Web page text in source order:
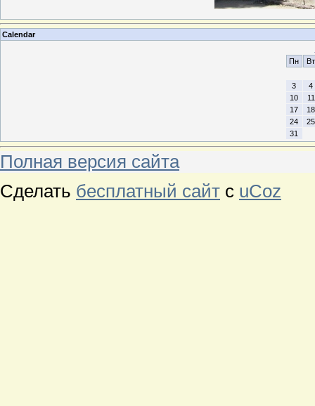
Calendar
Пн
Вт
3
4
10
11
17
18
24
25
31
Полная версия сайта
Сделать бесплатный сайт с uCoz